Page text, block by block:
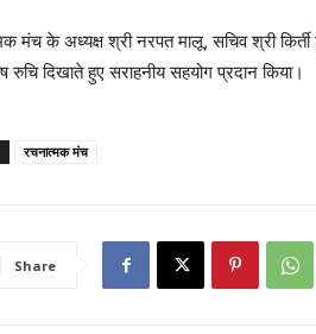
मंच के अध्यक्ष श्री नरपत मालू, सचिव श्री
रुचि दिखाते हुए सराहनीय सहयोग प्रदान किया।
रचनात्मक मंच
Share